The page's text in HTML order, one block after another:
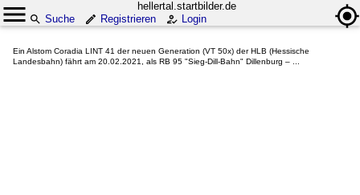
hellertal.startbilder.de
Suche
Registrieren Login
Ein Alstom Coradia LINT 41 der neuen Generation (VT 50x) der HLB (Hessische
Landesbahn) fährt am 20.02.2021, als RB 95 "Sieg-Dill-Bahn" Dillenburg – ...